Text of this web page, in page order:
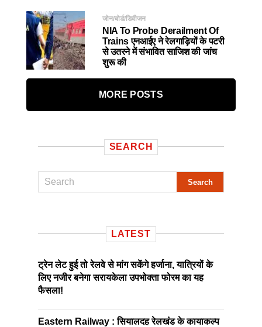
जोन/बोर्ड/डिवीजन
NIA To Probe Derailment Of
Trains एनआईए ने रेलगाड़ियों के पटरी
से उतरने में संभावित साजिश की जांच
शुरू की
MORE POSTS
SEARCH
LATEST
ट्रेन लेट हुई तो रेलवे से मांग सकेंगे हर्जाना, यात्रियों के
लिए नजीर बनेगा सरायकेला उपभोक्ता फोरम का यह
फैसला!
Eastern Railway : सियालदह रेलखंड के कायाकल्प